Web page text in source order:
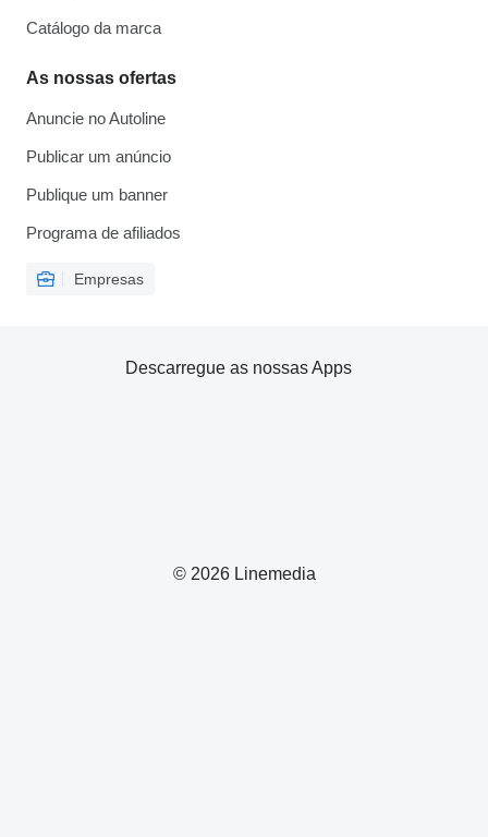
Catálogo da marca
As nossas ofertas
Anuncie no Autoline
Publicar um anúncio
Publique um banner
Programa de afiliados
Empresas
© 2026 Linemedia
Descarregue as nossas Apps